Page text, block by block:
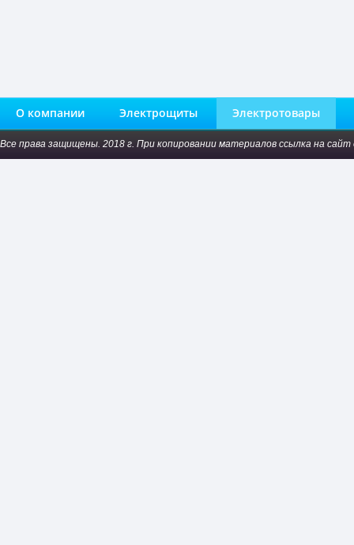
О компании Электрощиты Электротовары
Все права защищены. 2018 г. При копировании материалов ссылка на сайт